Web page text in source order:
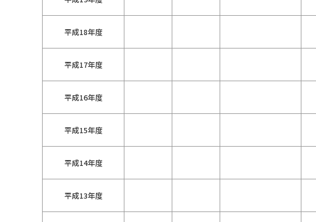
平成18年度
平成17年度
平成16年度
平成15年度
平成14年度
平成13年度